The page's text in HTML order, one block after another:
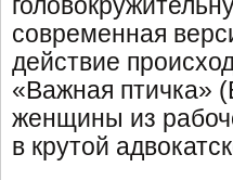
современная
действие
«Важная птичка»
женщины из
в крутой